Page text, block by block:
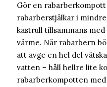
Gör en
rabarberstjälkar i mindre
kastrull tillsammans
värme. När rabarbern
att avge en hel del
vatten – håll hellre lite
rabarberkompotten